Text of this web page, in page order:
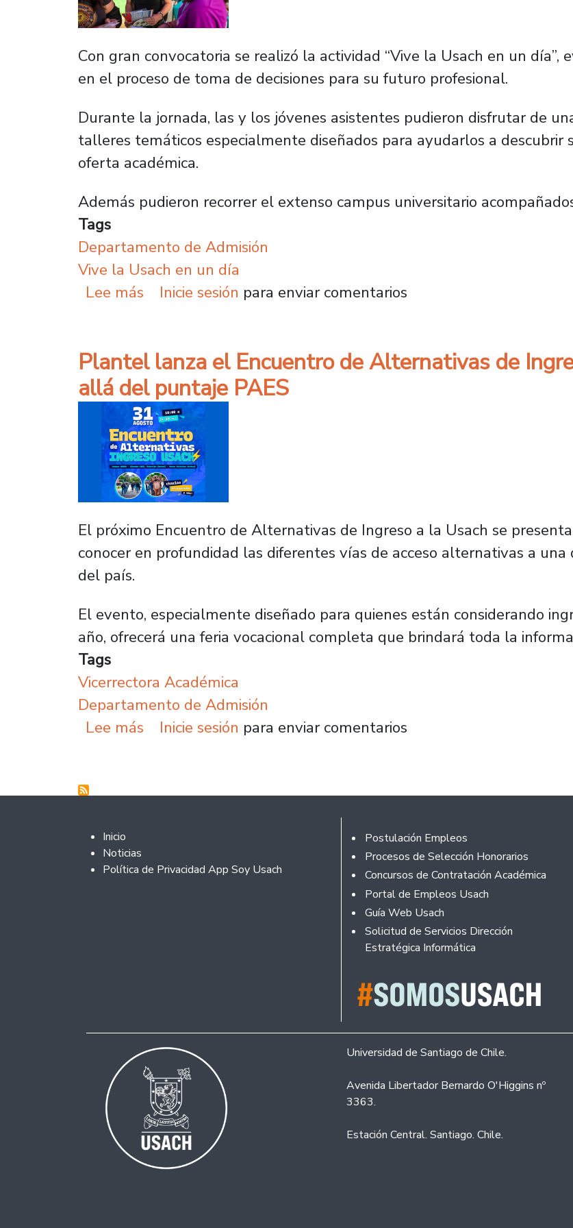
Con gran convocatoria se realizó la actividad “Vive la Usach en un día”,
en el proceso de toma de decisiones para su futuro profesional.
Durante la jornada, las y los jóvenes asistentes pudieron disfrutar de
talleres temáticos especialmente diseñados para ayudarlos a descubrir
oferta académica.
Además pudieron recorrer el extenso campus universitario
Tags
Departamento de Admisión
Vive la Usach en un día
Lee más sobre Alta convocatoria de estudiantes recibe “Vive la Usach
Inicie sesión para enviar comentarios
Plantel lanza el Encuentro de Alternativas de
allá del puntaje PAES
El próximo Encuentro de Alternativas de Ingreso a la Usach se
conocer en profundidad las diferentes vías de acceso alternativas a
del país.
El evento, especialmente diseñado para quienes están considerando
año, ofrecerá una feria vocacional completa que brindará toda la
Tags
Vicerrectora Académica
Departamento de Admisión
Lee más sobre Plantel lanza el Encuentro de Alternativas de Ingreso:
Inicie sesión para enviar comentarios
Footer 2
Inicio
Noticias
Política de Privacidad App Soy Usach
Footer
Postulación Empleos
Procesos de Selección Honorarios
Concursos de Contratación Académica
Portal de Empleos Usach
Guía Web Usach
Solicitud de Servicios Dirección
Estratégica Informática
Universidad de Santiago de Chile.
Avenida Libertador Bernardo O'Higgins nº
3363.
Estación Central. Santiago. Chile.